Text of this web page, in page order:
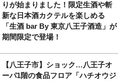
りが始まりました！限定生酒や斬
新な日本酒カクテルを楽しめる
「生酒 bar By 東京八王子酒造」が
期間限定で登場！
【八王子市】ショック…八王子オ
ーパ1階の食品フロア「ハチオウジ